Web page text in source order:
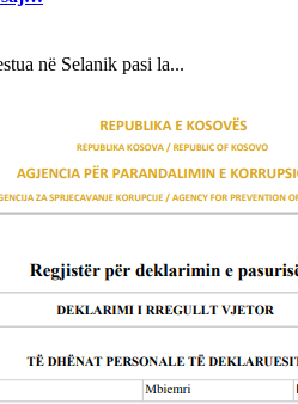
në Selanik pasi la...